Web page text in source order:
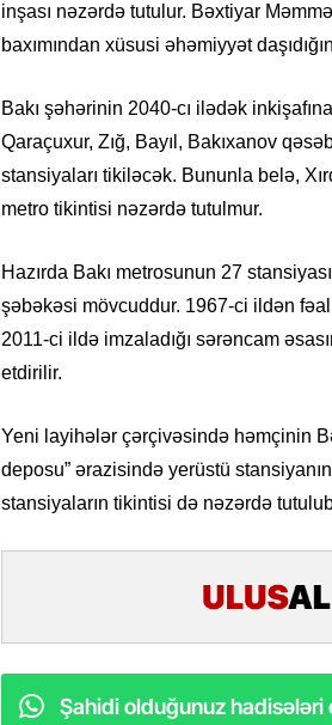
inşası nəzərdə tutulur. Bəxtiyar
baxımından xüsusi əhəmiyyət
Bakı şəhərinin 2040-cı ilədək
Qaraçuxur, Zığ, Bayıl, Bakıxanov
stansiyaları tikiləcək. Bununla belə,
metro tikintisi nəzərdə tutulmur.
Hazırda Bakı metrosunun 27
şəbəkəsi mövcuddur. 1967-ci ildən
2011-ci ildə imzaladığı sərəncam
etdirilir.
Yeni layihələr çərçivəsində həmçinin
deposu” ərazisində yerüstü stansiyanın
stansiyaların tikintisi də nəzərdə
Şahidi olduğunuz